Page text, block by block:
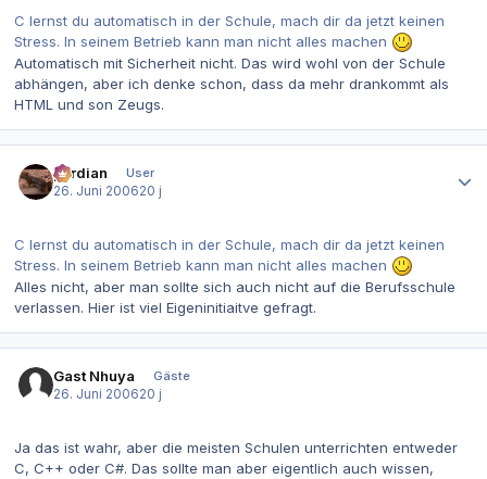
C lernst du automatisch in der Schule, mach dir da jetzt keinen
Stress. In seinem Betrieb kann man nicht alles machen
Automatisch mit Sicherheit nicht. Das wird wohl von der Schule
abhängen, aber ich denke schon, dass da mehr drankommt als
HTML und son Zeugs.
perdian
User
26. Juni 200620 j
C lernst du automatisch in der Schule, mach dir da jetzt keinen
Stress. In seinem Betrieb kann man nicht alles machen
Alles nicht, aber man sollte sich auch nicht auf die Berufsschule
verlassen. Hier ist viel Eigeninitiaitve gefragt.
Gast Nhuya
Gäste
26. Juni 200620 j
Ja das ist wahr, aber die meisten Schulen unterrichten entweder
C, C++ oder C#. Das sollte man aber eigentlich auch wissen,